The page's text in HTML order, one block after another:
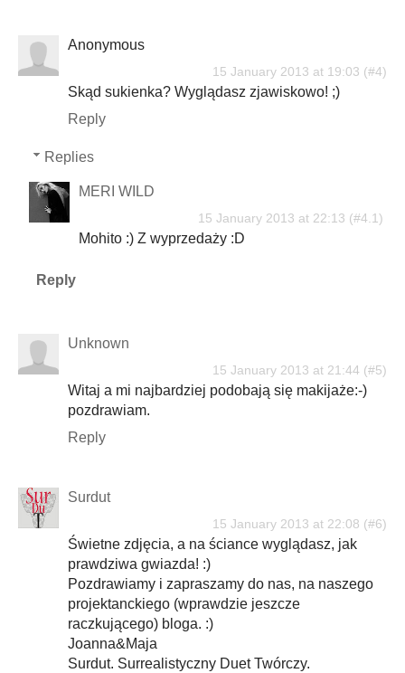
Anonymous
15 January 2013 at 19:03
Skąd sukienka? Wyglądasz zjawiskowo! ;)
Reply
Replies
MERI WILD
15 January 2013 at 22:13
Mohito :) Z wyprzedaży :D
Reply
Unknown
15 January 2013 at 21:44
Witaj a mi najbardziej podobają się makijaże:-)
pozdrawiam.
Reply
Surdut
15 January 2013 at 22:08
Świetne zdjęcia, a na ściance wyglądasz, jak
prawdziwa gwiazda! :)
Pozdrawiamy i zapraszamy do nas, na naszego
projektanckiego (wprawdzie jeszcze
raczkującego) bloga. :)
Joanna&Maja
Surdut. Surrealistyczny Duet Twórczy.